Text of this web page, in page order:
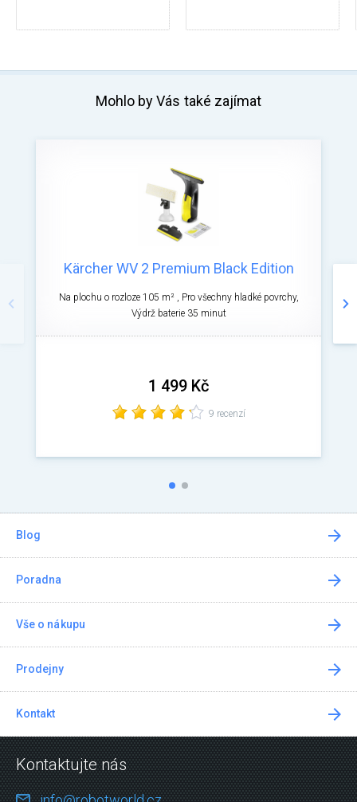
Mohlo by Vás také zajímat
Kärcher WV 2 Premium Black Edition
Na plochu o rozloze 105 m² , Pro všechny hladké povrchy,
Výdrž baterie 35 minut
1 499 Kč
9 recenzí
Blog
Poradna
Vše o nákupu
Prodejny
Kontakt
Kontaktujte nás